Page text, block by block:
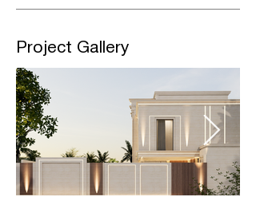
Project Gallery